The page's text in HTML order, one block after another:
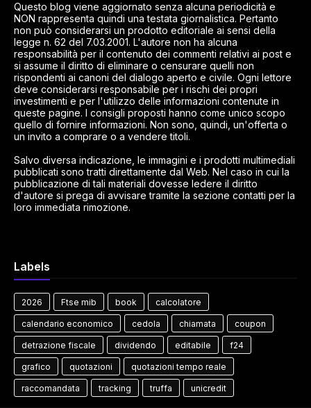
Questo blog viene aggiornato senza alcuna periodicità e
NON rappresenta quindi una testata giornalistica. Pertanto
non può considerarsi un prodotto editoriale ai sensi della
legge n. 62 del 7.03.2001. L'autore non ha alcuna
responsabilità per il contenuto dei commenti relativi ai post e
si assume il diritto di eliminare o censurare quelli non
rispondenti ai canoni del dialogo aperto e civile. Ogni lettore
deve considerarsi responsabile per i rischi dei propri
investimenti e per l'utilizzo delle informazioni contenute in
queste pagine. I consigli proposti hanno come unico scopo
quello di fornire informazioni. Non sono, quindi, un'offerta o
un invito a comprare o a vendere titoli.
Salvo diversa indicazione, le immagini e i prodotti multimediali
pubblicati sono tratti direttamente dal Web. Nel caso in cui la
pubblicazione di tali materiali dovesse ledere il diritto
d'autore si prega di avvisare tramite la sezione contatti per la
loro immediata rimozione.
Labels
2026 Ftse mib book calcolatore
calendario economico cedola chiamata coupon
detrazione fiscale dividendo editabile f24
grafico quotazioni quotazioni tempo reale
raccomandata tracking truffa unicredit